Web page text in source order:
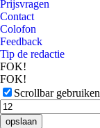
Prijsvragen
Contact
Colofon
Feedback
Tip de redactie
FOK!
FOK!
Scrollbar gebruiken
opslaan